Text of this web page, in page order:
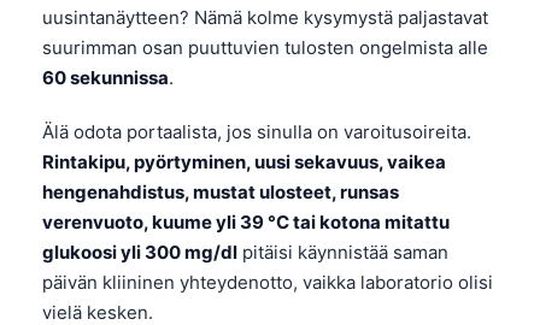
uusintanäytteen? Nämä kolme kysymystä paljastavat
suurimman osan puuttuvien tulosten ongelmista alle
60 sekunnissa.
Älä odota portaalista, jos sinulla on varoitusoireita.
Rintakipu, pyörtyminen, uusi sekavuus, vaikea
hengenahdistus, mustat ulosteet, runsas
verenvuoto, kuume yli 39 °C tai kotona mitattu
glukoosi yli 300 mg/dl pitäisi käynnistää saman
päivän kliininen yhteydenotto, vaikka laboratorio olisi
vielä kesken.
Italiano
Español
Português
Ελληνικά
Română
简体中文